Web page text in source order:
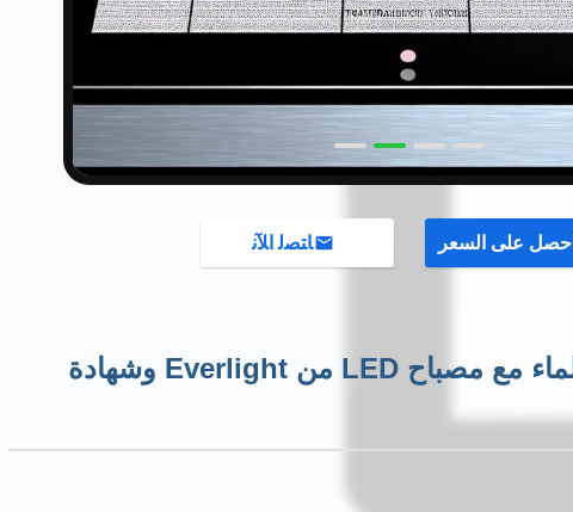
احصل على السعر ﺎﺘﺼﻟ ﺍﻶﻧ
مفتاح غشاء مقاوم للماء مع مصباح LED من Everlight وشهادة